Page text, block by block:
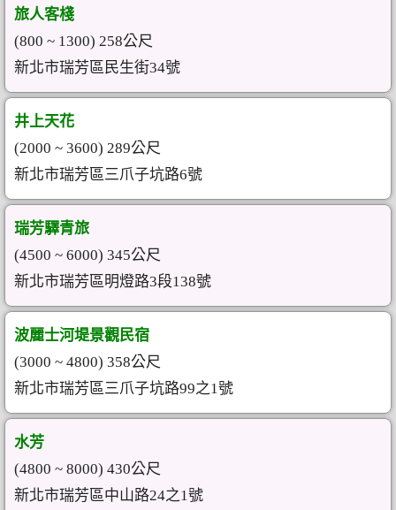
旅人客棧
(800 ~ 1300) 258公尺
新北市瑞芳區民生街34號
井上天花
(2000 ~ 3600) 289公尺
新北市瑞芳區三爪子坑路6號
瑞芳驛青旅
(4500 ~ 6000) 345公尺
新北市瑞芳區明燈路3段138號
波麗士河堤景觀民宿
(3000 ~ 4800) 358公尺
新北市瑞芳區三爪子坑路99之1號
水芳
(4800 ~ 8000) 430公尺
新北市瑞芳區中山路24之1號